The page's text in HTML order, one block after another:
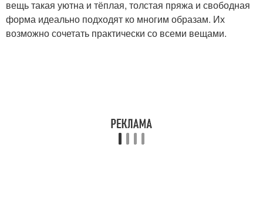
вещь такая уютна и тёплая, толстая пряжа и свободная
форма идеально подходят ко многим образам. Их
возможно сочетать практически со всеми вещами.